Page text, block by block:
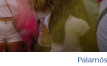
Palamós